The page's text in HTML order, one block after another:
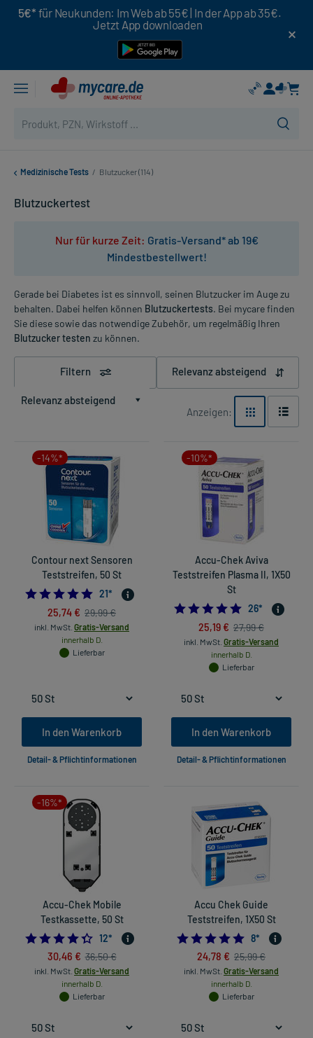
5€* für Neukunden: Im Web ab 55€ | In der App ab 35€.
Jetzt App downloaden
Medizinische Tests / Blutzucker (114)
Blutzuckertest
Nur für kurze Zeit: Gratis-Versand* ab 19€
Mindestbestellwert!
Gerade bei Diabetes ist es sinnvoll, seinen Blutzucker im Auge zu
behalten. Dabei helfen können Blutzuckertests. Bei mycare finden
Sie diese sowie das notwendige Zubehör, um regelmäßig Ihren
Blutzucker testen zu können.
Filtern Relevanz absteigend
Relevanz absteigend
Anzeigen:
-14%*
Contour next Sensoren
Teststreifen, 50 St
4.9523809523809526
21*
25,74 € 29,99 €
inkl. MwSt. Gratis-Versand
innerhalb D.
Lieferbar
In den Warenkorb
Detail- & Pflichtinformationen
-10%*
Accu-Chek Aviva
Teststreifen Plasma II, 1X50
St
26*
25,19 € 27,99 €
inkl. MwSt. Gratis-Versand
innerhalb D.
Lieferbar
In den Warenkorb
Detail- & Pflichtinformationen
-16%*
Accu-Chek Mobile
Testkassette, 50 St
4.416666666666667
12*
30,46 € 36,50 €
inkl. MwSt. Gratis-Versand
innerhalb D.
Lieferbar
Accu Chek Guide
Teststreifen, 1X50 St
4.75
8*
24,78 € 25,99 €
inkl. MwSt. Gratis-Versand
innerhalb D.
Lieferbar